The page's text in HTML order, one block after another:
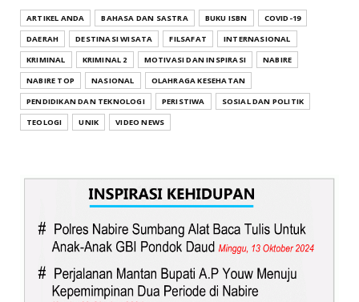
ARTIKEL ANDA BAHASA DAN SASTRA BUKU ISBN
COVID-19
DAERAH
DESTINASI WISATA FILSAFAT
INTERNASIONAL
KRIMINAL
KRIMINAL 2 MOTIVASI DAN INSPIRASI
NABIRE
NABIRE TOP
NASIONAL
OLAHRAGA KESEHATAN
PENDIDIKAN DAN TEKNOLOGI
PERISTIWA
SOSIAL DAN POLITIK
TEOLOGI
UNIK VIDEO NEWS